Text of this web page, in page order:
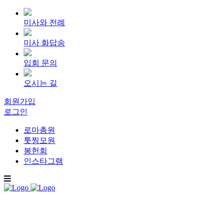
미사와 전례
미사 화답송
입회 문의
오시는 길
회원가입
로그인
로마총원
툿찡모원
봉헌회
인스타그램